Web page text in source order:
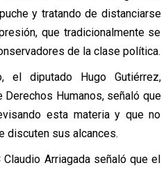
y tratando de distanciarse
que tradicionalmente se
de la clase política.
el diputado Hugo Gutiérrez,
Humanos, señaló que
esta materia y que no
discuten sus alcances.
Arriagada señaló que el